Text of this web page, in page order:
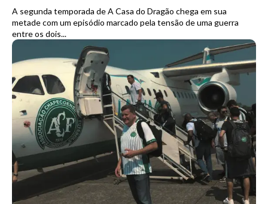
A segunda temporada de A Casa do Dragão chega em sua
metade com um episódio marcado pela tensão de uma guerra
entre os dois...